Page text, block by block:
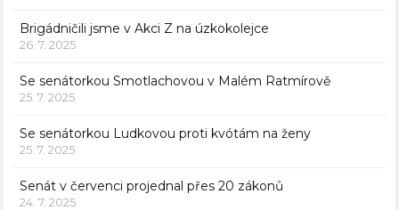
Brigádničili jsme v Akci Z na úzkokolejce
26. 7. 2025
Se senátorkou Smotlachovou v Malém Ratmírově
25. 7. 2025
Se senátorkou Ludkovou proti kvótám na ženy
25. 7. 2025
Senát v červenci projednal přes 20 zákonů
24. 7. 2025